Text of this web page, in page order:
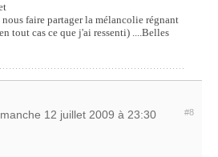
nous faire partager la mélancolie régnant
tout cas ce que j'ai ressenti) ....Belles
12 juillet 2009 à 23:30 #8